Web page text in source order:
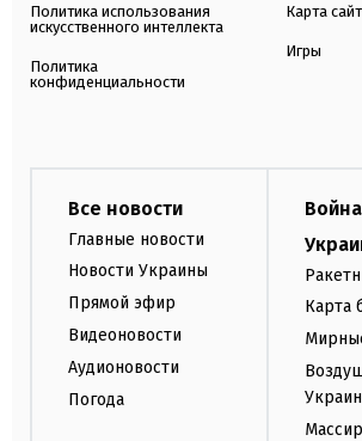
Политика использования
искусственного интеллекта
Политика
конфиденциальности
Карта
Игры
Все новости
Главные новости
Новости Украины
Прямой эфир
Видеоновости
Аудионовости
Погода
Карта